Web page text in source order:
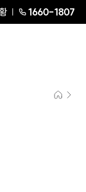
1660-1807